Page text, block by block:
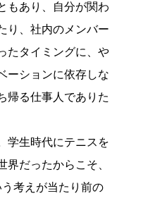
もあり、自分が関わ
り、社内のメンバー
たタイミングに、や
ーションに依存しな
帰る仕事人でありた
学生時代にテニスを
界だったからこそ、
う考えが当たり前の